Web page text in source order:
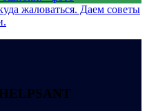
жаловаться. Даем советы
HELPSANT